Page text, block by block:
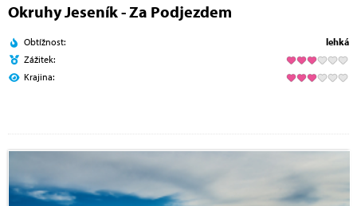
Okruhy Jeseník - Za Podjezdem
Obtížnost:
lehká
Zážitek:
Krajina: